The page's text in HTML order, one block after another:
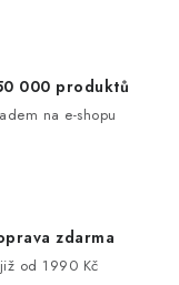
000 produktů
na e-shopu
zdarma
již od 1990 Kč